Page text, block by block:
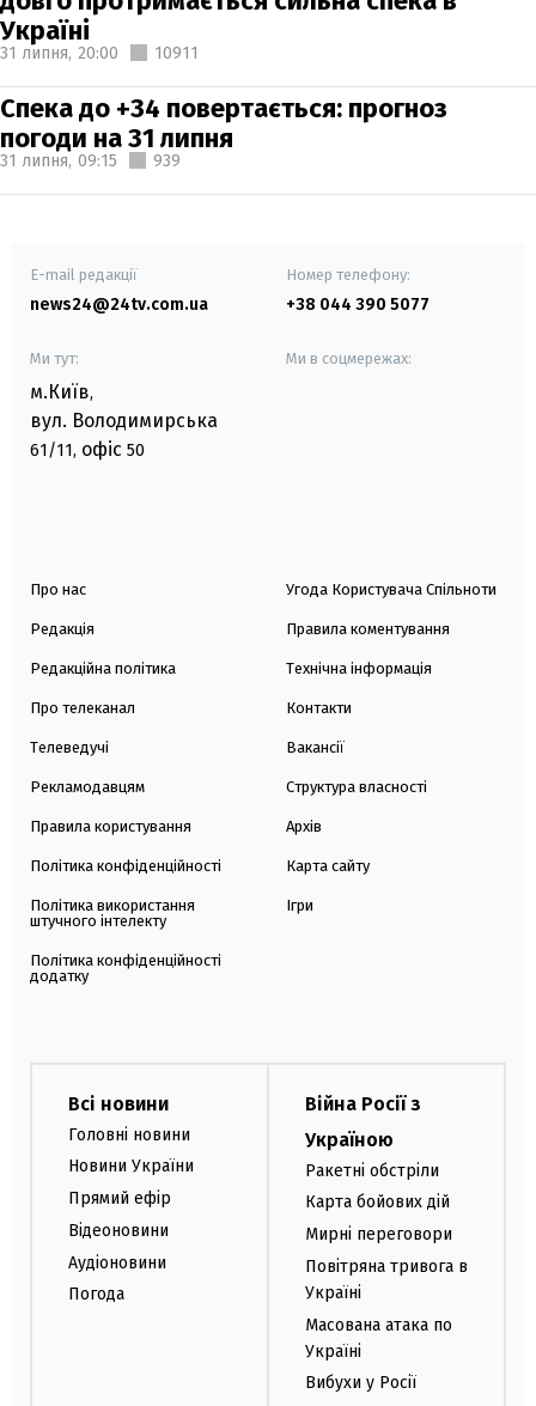
Україні
31 липня, 20:00 10911
Спека до +34 повертається: прогноз
погоди на 31 липня
31 липня, 09:15 939
E-mail редакції
news24@24tv.com.ua
Номер телефону:
+38 044 390 5077
Ми тут:
м.Київ,
вул. Володимирська
61/11, офіс 50
Ми в соцмережах:
Про нас
Редакція
Редакційна політика
Про телеканал
Телеведучі
Рекламодавцям
Правила користування
Політика конфіденційності
Політика використання
штучного інтелекту
Політика конфіденційності
додатку
Угода Користувача Спільноти
Правила коментування
Технічна інформація
Контакти
Вакансії
Структура власності
Архів
Карта сайту
Ігри
Всі новини
Головні новини
Новини України
Прямий ефір
Відеоновини
Аудіоновини
Погода
Війна Росії з
Україною
Ракетні обстріли
Карта бойових дій
Мирні переговори
Повітряна тривога в
Україні
Масована атака по
Україні
Вибухи у Росії